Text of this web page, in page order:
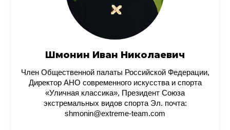
Шмонин Иван Николаевич
Член Общественной палаты Российской Федерации,
Директор АНО современного искусства и спорта
«Уличная классика», Президент Союза
экстремальных видов спорта Эл. почта:
shmonin@extreme-team.com